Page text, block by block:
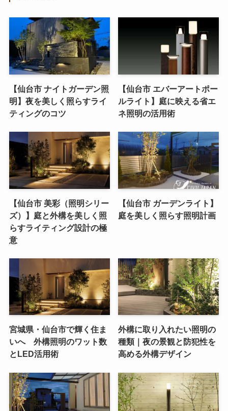
【仙台市 ナイトガーデン照
明】夜を美しく照らすライ
ティングのコツ
【仙台市 エバーアートポー
ルライト】庭に映える省エ
ネ照明の活用術
【仙台市 美彩（照明シリー
ズ）】庭と外構を美しく照
らすライティング設計の極
意
【仙台市 ガーデンライト】
庭を美しく照らす照明計画
宮城県・仙台市で輝く住ま
いへ 外構照明のワット数
とLED活用術
外構に取り入れたい照明の
種類｜夜の景観と防犯性を
高める外構デザイン